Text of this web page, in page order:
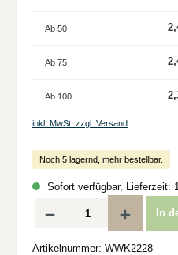
Ab 50
Ab 75
Ab 100
inkl. MwSt. zzgl. Versand
Noch 5 lagernd, mehr bestellbar.
Sofort verfügbar, Lieferzeit:
Produkt Anzahl: Gib den
In
Artikelnummer: WWK2228